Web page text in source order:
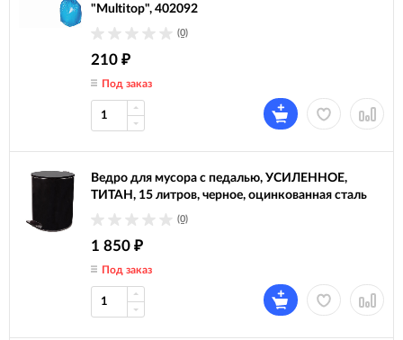
"Multitop", 402092
(0)
210 ₽
Под заказ
Ведро для мусора с педалью, УСИЛЕННОЕ,
ТИТАН, 15 литров, черное, оцинкованная сталь
(0)
1 850 ₽
Под заказ